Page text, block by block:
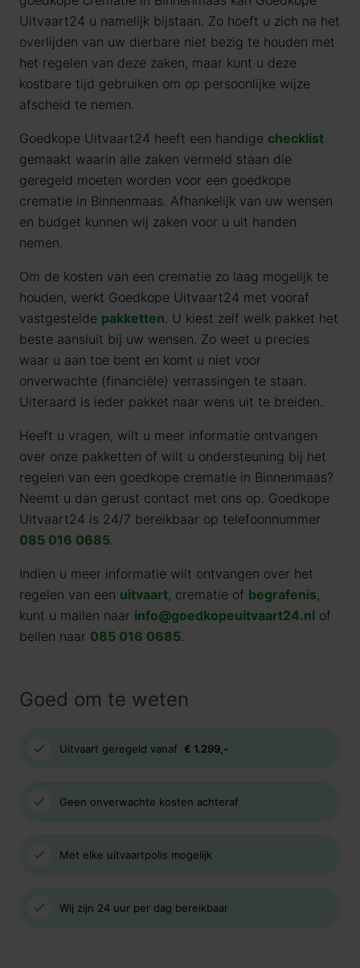
Uitvaart24 u namelijk bijstaan. Zo hoeft u zich na het
overlijden van uw dierbare niet bezig te houden met
het regelen van deze zaken, maar kunt u deze
kostbare tijd gebruiken om op persoonlijke wijze
afscheid te nemen.
Goedkope Uitvaart24 heeft een handige checklist
gemaakt waarin alle zaken vermeld staan die
geregeld moeten worden voor een goedkope
crematie in Binnenmaas. Afhankelijk van uw wensen
en budget kunnen wij zaken voor u uit handen
nemen.
Om de kosten van een crematie zo laag mogelijk te
houden, werkt Goedkope Uitvaart24 met vooraf
vastgestelde pakketten. U kiest zelf welk pakket het
beste aansluit bij uw wensen. Zo weet u precies
waar u aan toe bent en komt u niet voor
onverwachte (financiële) verrassingen te staan.
Uiteraard is ieder pakket naar wens uit te breiden.
Heeft u vragen, wilt u meer informatie ontvangen
over onze pakketten of wilt u ondersteuning bij het
regelen van een goedkope crematie in Binnenmaas?
Neemt u dan gerust contact met ons op. Goedkope
Uitvaart24 is 24/7 bereikbaar op telefoonnummer
085 016 0685.
Indien u meer informatie wilt ontvangen over het
regelen van een uitvaart, crematie of begrafenis,
kunt u mailen naar info@goedkopeuitvaart24.nl of
bellen naar 085 016 0685.
Goed om te weten
Uitvaart geregeld vanaf € 1.299,-
Geen onverwachte kosten achteraf
Met elke uitvaartpolis mogelijk
Wij zijn 24 uur per dag bereikbaar